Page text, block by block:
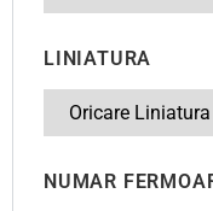
LINIATURA
NUMAR